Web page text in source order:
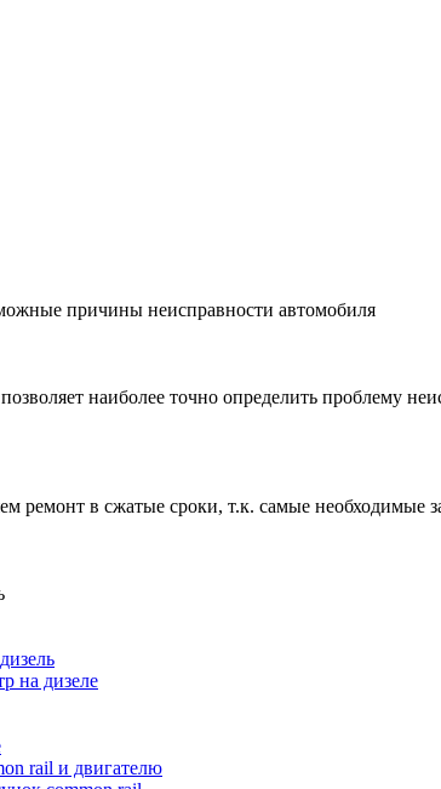
причины неисправности автомобиля
наиболее точно определить проблему
ремонт в сжатые сроки, т.к. самые
на дизеле
rail и двигателю